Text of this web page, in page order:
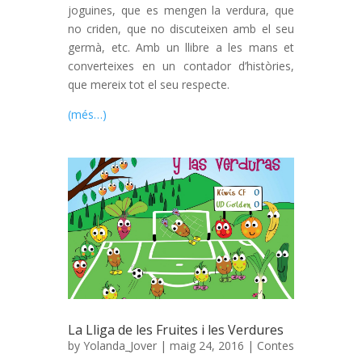
joguines, que es mengen la verdura, que
no criden, que no discuteixen amb el seu
germà, etc. Amb un llibre a les mans et
converteixes en un contador d’històries,
que mereix tot el seu respecte.
(més…)
La Lliga de les Fruites i les Verdures
by Yolanda_Jover | maig 24, 2016 | Contes